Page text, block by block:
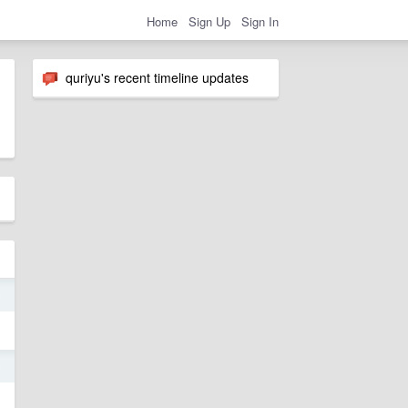
Home Sign Up Sign In
quriyu's recent timeline updates